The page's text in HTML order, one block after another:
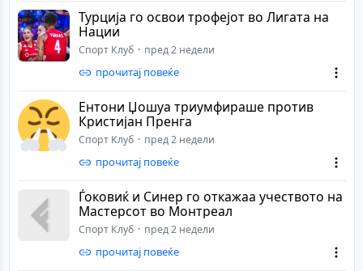
Турција го освои трофејот во Лигата на
Нации
Спорт Клуб пред 2 недели
прочитај повеќе
Ентони Џошуа триумфираше против
Кристијан Пренга
Спорт Клуб пред 2 недели
прочитај повеќе
Ѓоковиќ и Синер го откажаа учеството на
Мастерсот во Монтреал
Спорт Клуб пред 2 недели
прочитај повеќе